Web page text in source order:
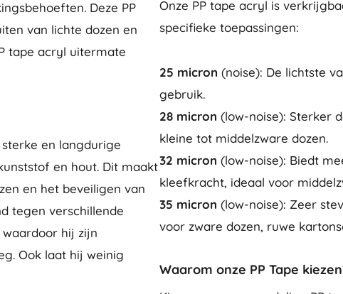
Deze PP
van lichte dozen en
tape acryl uitermate
en langdurige
en hout. Dit maakt
en het beveiligen van
tegen verschillende
hij zijn
Ook laat hij weinig
Onze PP tape acryl is
specifieke toepassingen:
25 micron (noise): De lichtste
gebruik.
28 micron (low-noise): Sterker
kleine tot middelzware dozen.
32 micron (low-noise): Biedt
kleefkracht, ideaal voor
35 micron (low-noise): Zeer
voor zware dozen, ruwe
Waarom onze PP Tape